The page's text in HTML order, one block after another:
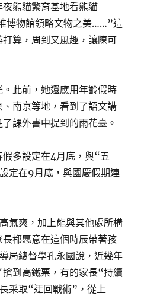
熊貓繁育基地看熊貓
博物館領略文物之美……”這
算，周到又風趣，讓陳可
此前，她還應用年齡假時
南京等地，看到了語文講
課外書中提到的雨花臺。
多設定在4月底，與“五
定在9月底，與國慶假期連
氣爽，加上能與其他處所構
都愿意在這個時辰帶著孩
局總督學孔永國說，近幾年
到高鐵票，有的家長“持續
采取“迂回戰術”，從上